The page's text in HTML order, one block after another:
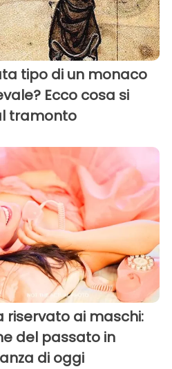
tipo di un monaco
Ecco cosa si
tramonto
riservato ai maschi:
del passato in
di oggi